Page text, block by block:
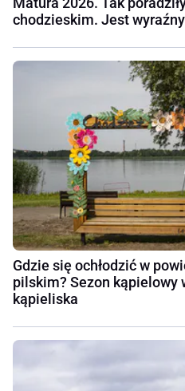
chodzieskim. Jest
Gdzie się ochłodzić w
pilskim? Sezon kąpielowy
kąpieliska